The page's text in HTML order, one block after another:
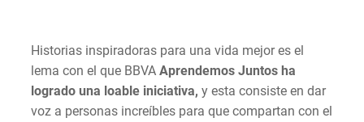
Historias inspiradoras para una vida mejor es el
lema con el que BBVA Aprendemos Juntos ha
logrado una loable iniciativa, y esta consiste en dar
voz a personas increíbles para que compartan con el